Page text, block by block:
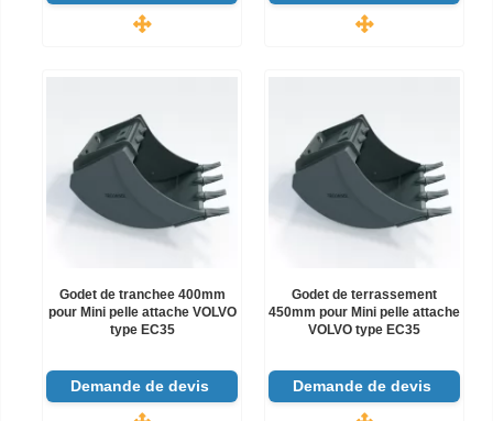
Godet de tranchee 400mm
pour Mini pelle attache VOLVO
type EC35
Demande de devis
Godet de terrassement
450mm pour Mini pelle attache
VOLVO type EC35
Demande de devis